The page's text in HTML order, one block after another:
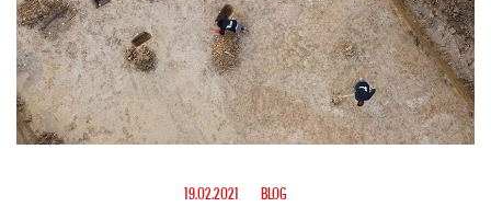
19.02.2021 BLOG